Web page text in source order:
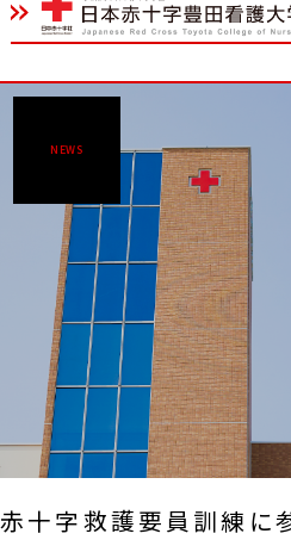
NEWS
赤十字救護要員訓練に